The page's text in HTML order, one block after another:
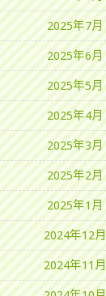
2025年7月
2025年6月
2025年5月
2025年4月
2025年3月
2025年2月
2025年1月
2024年12月
2024年11月